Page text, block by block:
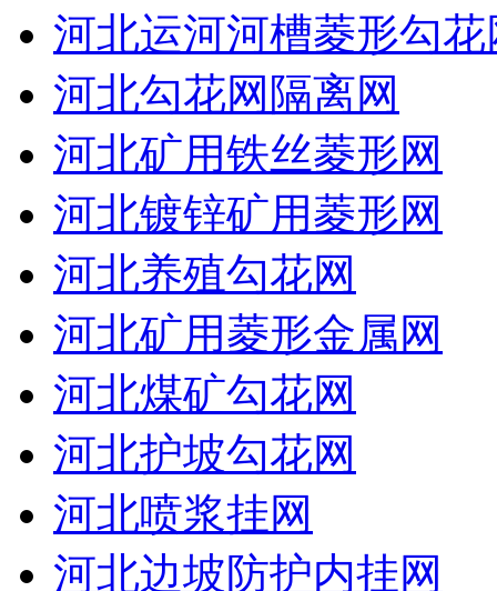
河北运河河槽菱形勾花
河北勾花网隔离网
河北矿用铁丝菱形网
河北镀锌矿用菱形网
河北养殖勾花网
河北矿用菱形金属网
河北煤矿勾花网
河北护坡勾花网
河北喷浆挂网
河北边坡防护内挂网